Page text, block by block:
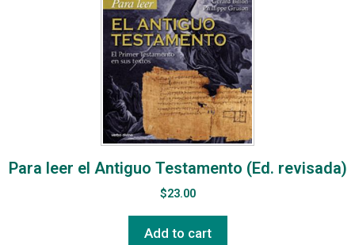
Para leer el Antiguo Testamento (Ed. revisada)
$23.00
Add to cart